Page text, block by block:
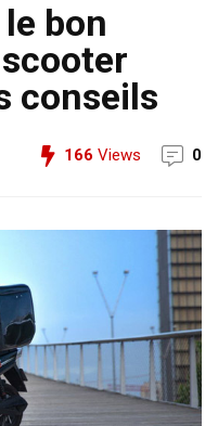
bon
conseils
166 Views 0